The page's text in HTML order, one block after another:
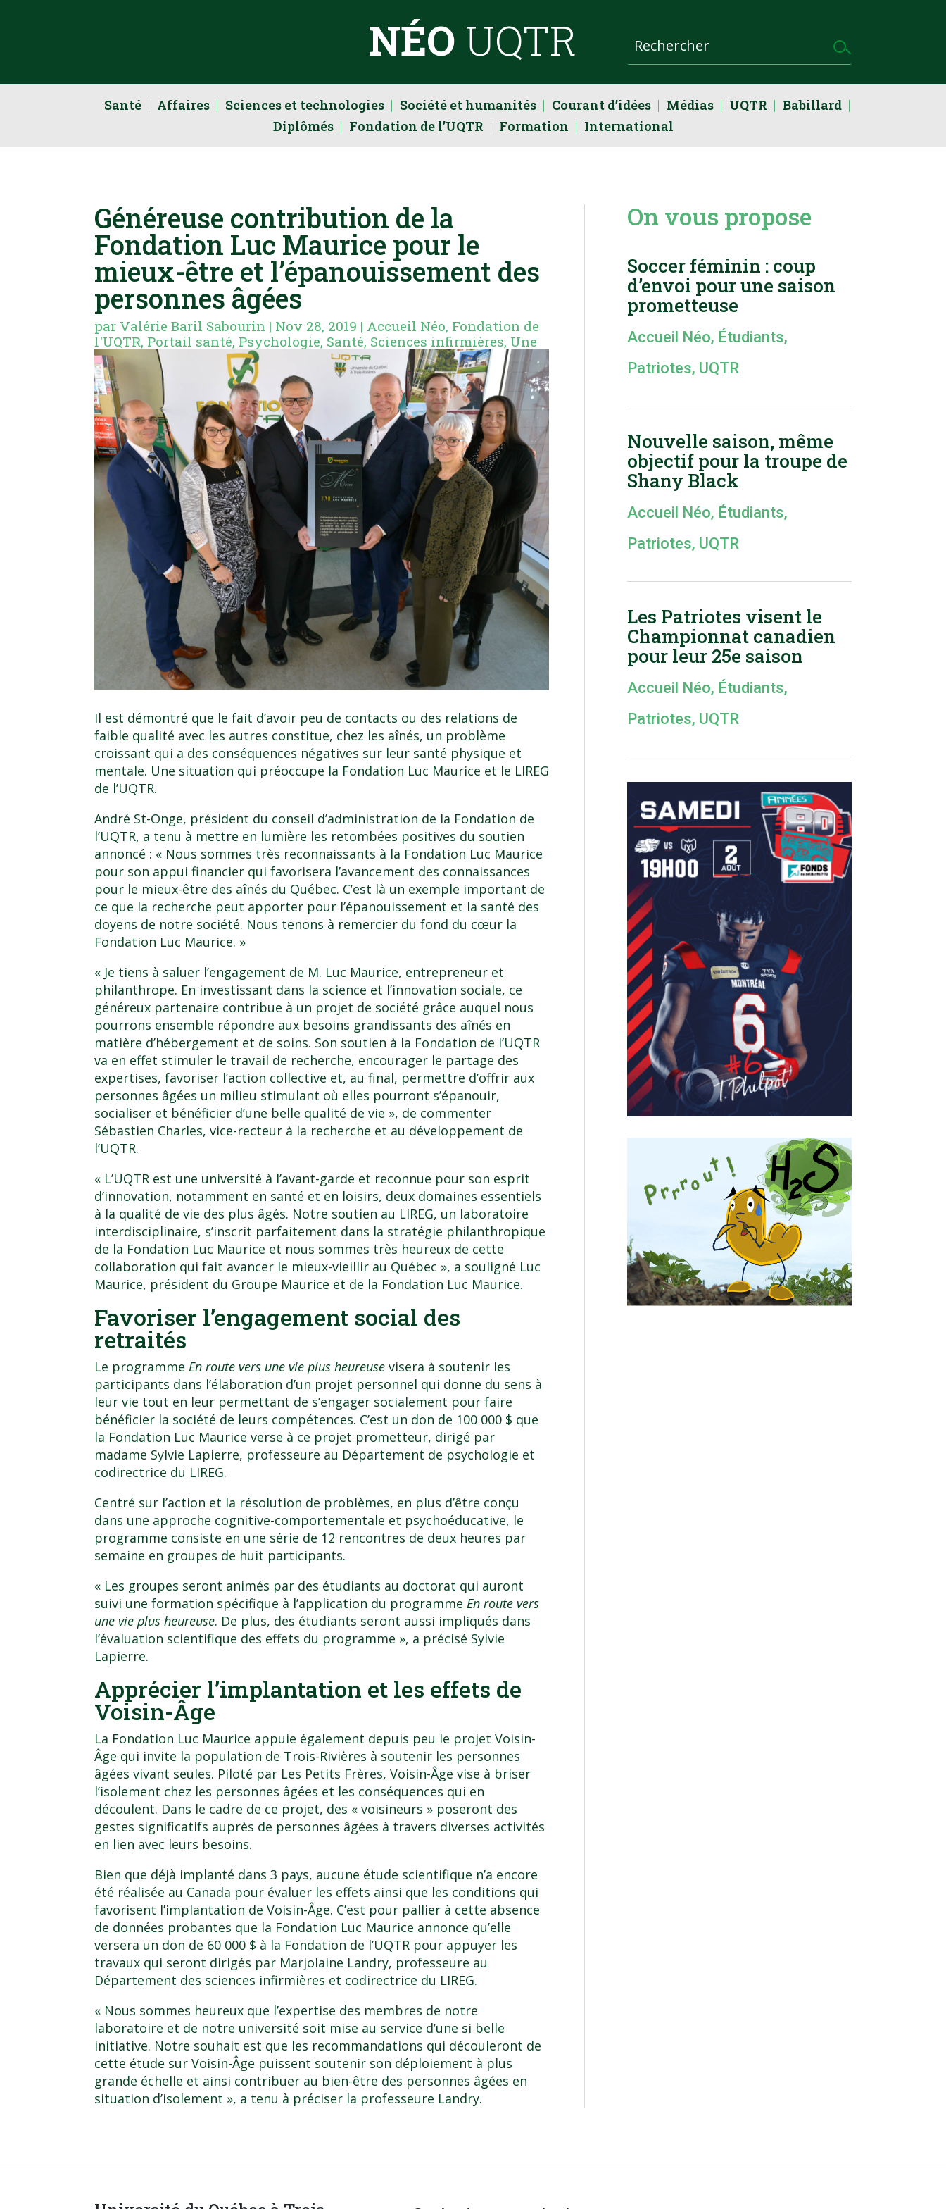
NÉO UQTR
Santé Affaires Sciences et technologies Société et humanités Courant d’idées Médias UQTR
Babillard
Diplômés
Fondation de l’UQTR Formation International
Généreuse contribution de la
Fondation Luc Maurice pour le
mieux-être et l’épanouissement des
personnes âgées
par Valérie Baril Sabourin | Nov 28, 2019 | Accueil Néo, Fondation de
l'UQTR, Portail santé, Psychologie, Santé, Sciences infirmières, Une
Il est démontré que le fait d’avoir peu de contacts ou des relations de
faible qualité avec les autres constitue, chez les aînés, un problème
croissant qui a des conséquences négatives sur leur santé physique et
mentale. Une situation qui préoccupe la Fondation Luc Maurice et le LIREG
de l’UQTR.
André St-Onge, président du conseil d’administration de la Fondation de
l’UQTR, a tenu à mettre en lumière les retombées positives du soutien
annoncé : « Nous sommes très reconnaissants à la Fondation Luc Maurice
pour son appui financier qui favorisera l’avancement des connaissances
pour le mieux-être des aînés du Québec. C’est là un exemple important de
ce que la recherche peut apporter pour l’épanouissement et la santé des
doyens de notre société. Nous tenons à remercier du fond du cœur la
Fondation Luc Maurice. »
« Je tiens à saluer l’engagement de M. Luc Maurice, entrepreneur et
philanthrope. En investissant dans la science et l’innovation sociale, ce
généreux partenaire contribue à un projet de société grâce auquel nous
pourrons ensemble répondre aux besoins grandissants des aînés en
matière d’hébergement et de soins. Son soutien à la Fondation de l’UQTR
va en effet stimuler le travail de recherche, encourager le partage des
expertises, favoriser l’action collective et, au final, permettre d’offrir aux
personnes âgées un milieu stimulant où elles pourront s’épanouir,
socialiser et bénéficier d’une belle qualité de vie », de commenter
Sébastien Charles, vice-recteur à la recherche et au développement de
l’UQTR.
« L’UQTR est une université à l’avant-garde et reconnue pour son esprit
d’innovation, notamment en santé et en loisirs, deux domaines essentiels
à la qualité de vie des plus âgés. Notre soutien au LIREG, un laboratoire
interdisciplinaire, s’inscrit parfaitement dans la stratégie philanthropique
de la Fondation Luc Maurice et nous sommes très heureux de cette
collaboration qui fait avancer le mieux-vieillir au Québec », a souligné Luc
Maurice, président du Groupe Maurice et de la Fondation Luc Maurice.
Favoriser l’engagement social des
retraités
Le programmeEn route vers une vie plus heureuse visera à soutenir les
participants dans l’élaboration d’un projet personnel qui donne du sens à
leur vie tout en leur permettant de s’engager socialement pour faire
bénéficier la société de leurs compétences. C’est un don de 100 000 $ que
la Fondation Luc Maurice verse à ce projet prometteur, dirigé par
madame Sylvie Lapierre, professeure au Département de psychologie et
codirectrice du LIREG.
Centré sur l’action et la résolution de problèmes, en plus d’être conçu
dans une approche cognitive-comportementale et psychoéducative, le
programme consiste en une série de 12 rencontres de deux heures par
semaine en groupes de huit participants.
« Les groupes seront animés par des étudiants au doctorat qui auront
suivi une formation spécifique à l’application du programmeEn route vers
une vie plus heureuse. De plus, des étudiants seront aussi impliqués dans
l’évaluation scientifique des effets du programme », a précisé Sylvie
Lapierre.
Apprécier l’implantation et les effets de
Voisin-Âge
La Fondation Luc Maurice appuie également depuis peu le projet Voisin-
Âge qui invite la population de Trois-Rivières à soutenir les personnes
âgées vivant seules. Piloté par Les Petits Frères, Voisin-Âge vise à briser
l’isolement chez les personnes âgées et les conséquences qui en
découlent. Dans le cadre de ce projet, des « voisineurs » poseront des
gestes significatifs auprès de personnes âgées à travers diverses activités
en lien avec leurs besoins.
Bien que déjà implanté dans 3 pays, aucune étude scientifique n’a encore
été réalisée au Canada pour évaluer les effets ainsi que les conditions qui
favorisent l’implantation de Voisin-Âge. C’est pour pallier à cette absence
de données probantes que la Fondation Luc Maurice annonce qu’elle
versera un don de 60 000 $ à la Fondation de l’UQTR pour appuyer les
travaux qui seront dirigés par Marjolaine Landry, professeure au
Département des sciences infirmières et codirectrice du LIREG.
« Nous sommes heureux que l’expertise des membres de notre
laboratoire et de notre université soit mise au service d’une si belle
initiative. Notre souhait est que les recommandations qui découleront de
cette étude sur Voisin-Âge puissent soutenir son déploiement à plus
grande échelle et ainsi contribuer au bien-être des personnes âgées en
situation d’isolement », a tenu à préciser la professeure Landry.
On vous propose
Soccer féminin : coup
d’envoi pour une saison
prometteuse
Accueil Néo, Étudiants,
Patriotes, UQTR
Nouvelle saison, même
objectif pour la troupe de
Shany Black
Accueil Néo, Étudiants,
Patriotes, UQTR
Les Patriotes visent le
Championnat canadien
pour leur 25e saison
Accueil Néo, Étudiants,
Patriotes, UQTR